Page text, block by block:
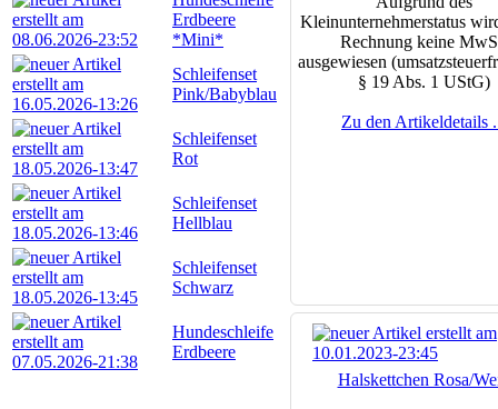
Erdbeere
*Mini*
Schleifenset
Pink/Babyblau
Schleifenset
Rot
Schleifenset
Hellblau
Schleifenset
Schwarz
Hundeschleife
Erdbeere
Kleinunternehmerstatus
Rechnung keine
ausgewiesen
§ 19 Abs. 1 UStG)
Zu den Artikeldetails
Halskettchen Rosa/